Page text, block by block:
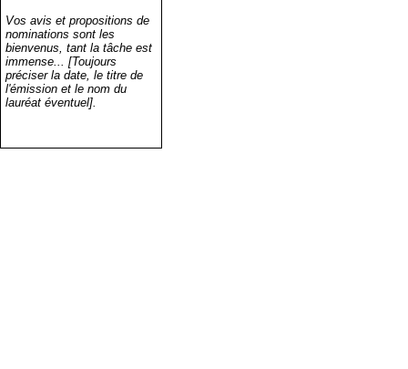
Vos avis et propositions de
nominations sont les
bienvenus, tant la tâche est
immense... [Toujours
préciser la date, le titre de
l'émission et le nom du
lauréat éventuel].